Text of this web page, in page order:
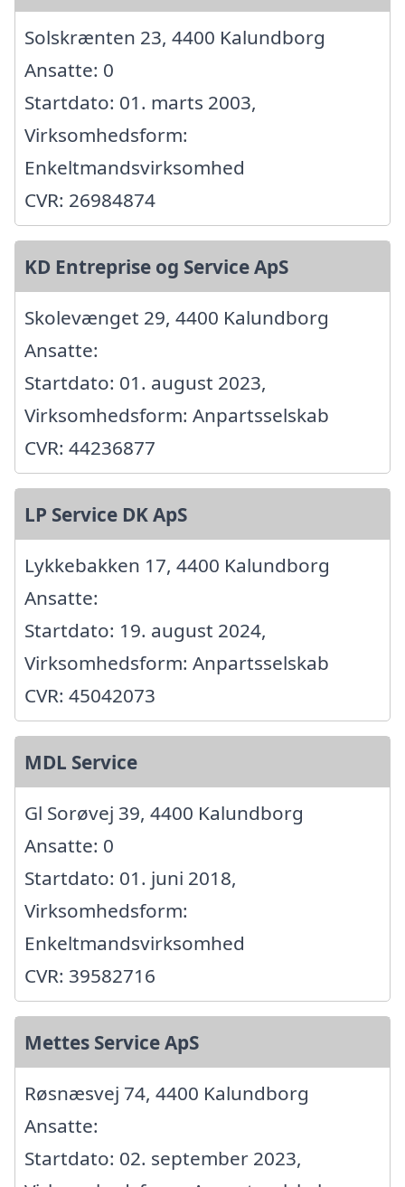
Solskrænten 23, 4400 Kalundborg
Ansatte: 0
Startdato: 01. marts 2003,
Virksomhedsform:
Enkeltmandsvirksomhed
CVR: 26984874
KD Entreprise og Service ApS
Skolevænget 29, 4400 Kalundborg
Ansatte:
Startdato: 01. august 2023,
Virksomhedsform: Anpartsselskab
CVR: 44236877
LP Service DK ApS
Lykkebakken 17, 4400 Kalundborg
Ansatte:
Startdato: 19. august 2024,
Virksomhedsform: Anpartsselskab
CVR: 45042073
MDL Service
Gl Sorøvej 39, 4400 Kalundborg
Ansatte: 0
Startdato: 01. juni 2018,
Virksomhedsform:
Enkeltmandsvirksomhed
CVR: 39582716
Mettes Service ApS
Røsnæsvej 74, 4400 Kalundborg
Ansatte:
Startdato: 02. september 2023,